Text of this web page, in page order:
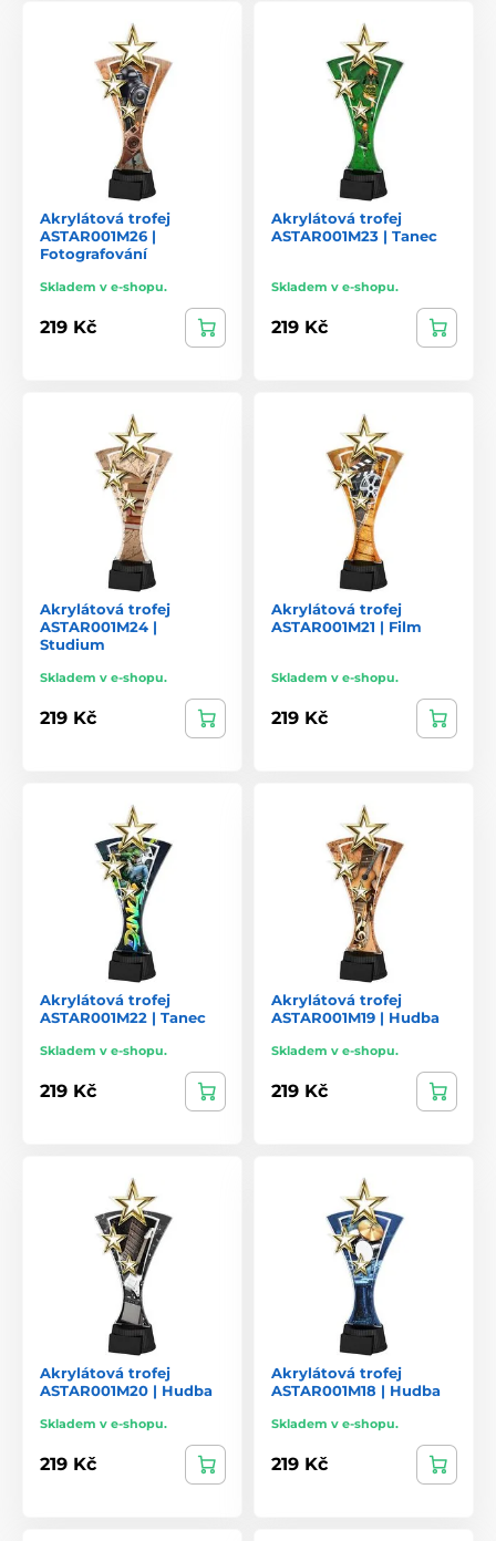
Akrylátová trofej
ASTAR001M26 |
Fotografování
Skladem v e-shopu.
219 Kč
Akrylátová trofej
ASTAR001M23 | Tanec
Skladem v e-shopu.
219 Kč
Akrylátová trofej
ASTAR001M24 |
Studium
Skladem v e-shopu.
219 Kč
Akrylátová trofej
ASTAR001M21 | Film
Skladem v e-shopu.
219 Kč
Akrylátová trofej
ASTAR001M22 | Tanec
Skladem v e-shopu.
219 Kč
Akrylátová trofej
ASTAR001M19 | Hudba
Skladem v e-shopu.
219 Kč
Akrylátová trofej
ASTAR001M20 | Hudba
Skladem v e-shopu.
219 Kč
Akrylátová trofej
ASTAR001M18 | Hudba
Skladem v e-shopu.
219 Kč